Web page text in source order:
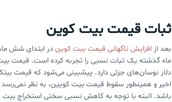
ثبات قیمت بیت کوین
بعد از افزایش ناگهانی قیمت بیت کویندر ابتدای شش ماهه دوم سال
اخیر و همینطور سقوط قیمت بیت کویین، به نظر نمی‌رسد
باشد. البته با توجه به کاهش نسبی سختی استخراج